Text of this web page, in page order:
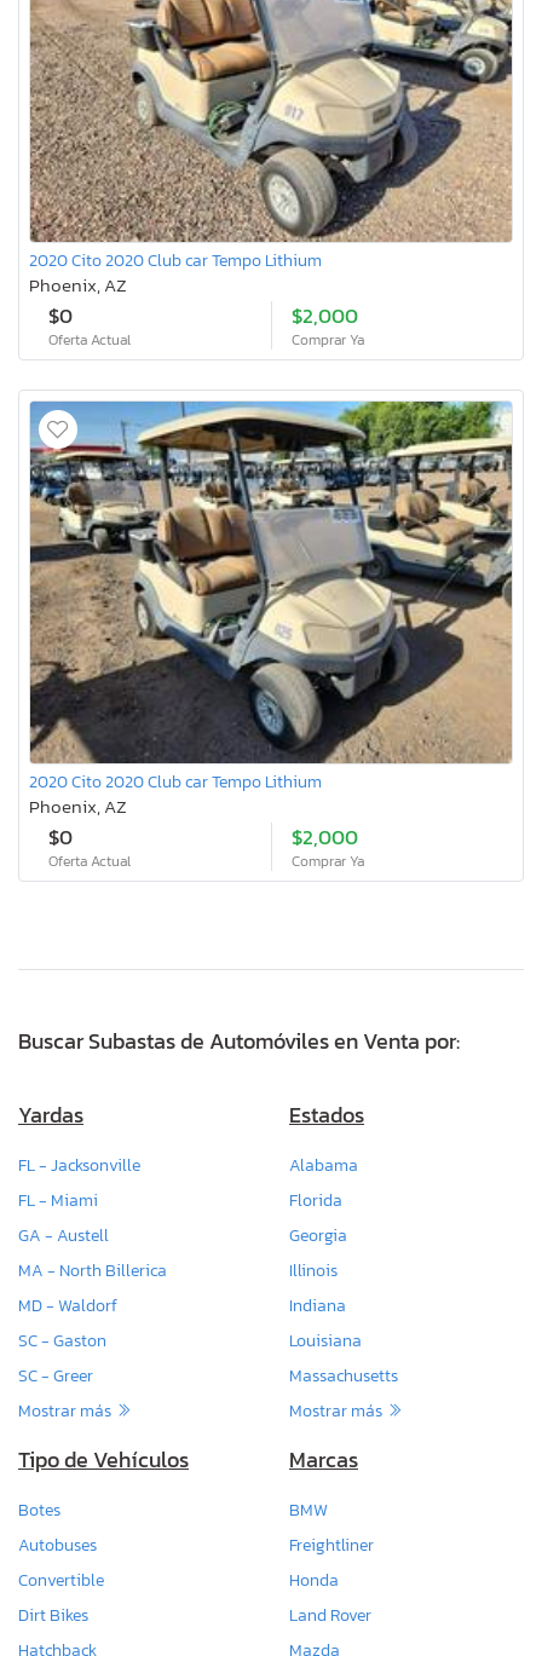
2020 Cito 2020 Club car Tempo Lithium
Phoenix, AZ
$0
Oferta Actual
$2,000
Comprar Ya
2020 Cito 2020 Club car Tempo Lithium
Phoenix, AZ
$0
Oferta Actual
$2,000
Comprar Ya
Buscar Subastas de Automóviles en Venta por:
Yardas
FL - Jacksonville
FL - Miami
GA - Austell
MA - North Billerica
MD - Waldorf
SC - Gaston
SC - Greer
Mostrar más
Estados
Alabama
Florida
Georgia
Illinois
Indiana
Louisiana
Massachusetts
Mostrar más
Tipo de Vehículos
Botes
Autobuses
Convertible
Dirt Bikes
Hatchback
Marcas
BMW
Freightliner
Honda
Land Rover
Mazda